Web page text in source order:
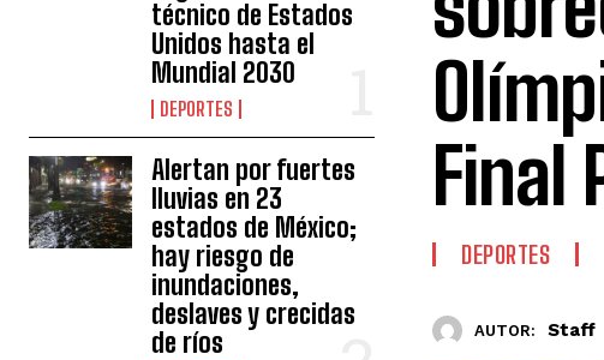
técnico de Estados
Unidos hasta el
Mundial 2030
DEPORTES
Alertan por fuertes
lluvias en 23
estados de México;
hay riesgo de
inundaciones,
deslaves y crecidas
de ríos
Final
DEPORTES
AUTOR: Staff